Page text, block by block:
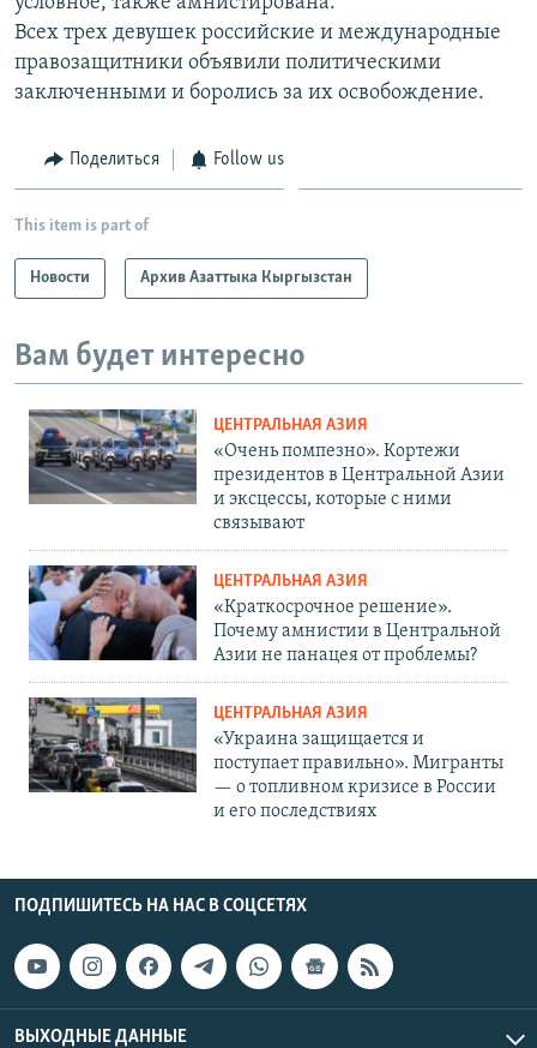
Всех трех девушек российские и международные
правозащитники объявили политическими
заключенными и боролись за их освобождение.
Поделиться Follow us
This item is part of
Новости Архив Азаттыка Кыргызстан
Вам будет интересно
ЦЕНТРАЛЬНАЯ АЗИЯ
«Очень помпезно». Кортежи
президентов в Центральной Азии
и эксцессы, которые с ними
связывают
ЦЕНТРАЛЬНАЯ АЗИЯ
«Краткосрочное решение».
Почему амнистии в Центральной
Азии не панацея от проблемы?
ЦЕНТРАЛЬНАЯ АЗИЯ
«Украина защищается и
поступает правильно». Мигранты
— о топливном кризисе в России
и его последствиях
ПОДПИШИТЕСЬ НА НАС В СОЦСЕТЯХ
ВЫХОДНЫЕ ДАННЫЕ